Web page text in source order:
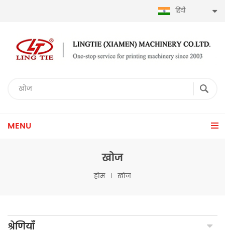
हिंदी
MENU
खोज
होम खोज
श्रेणियाँ